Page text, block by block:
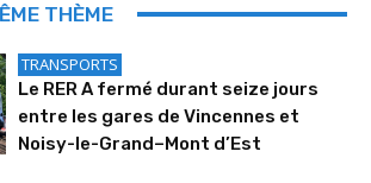
THÈME
TRANSPORTS
Le RER A fermé durant seize jours
entre les gares de Vincennes et
Noisy-le-Grand–Mont d’Est